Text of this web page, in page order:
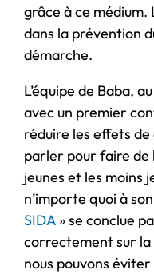
grâce à ce médium.
dans la prévention
démarche.
L’équipe de Baba,
avec un premier
réduire les effets
parler pour faire de
jeunes et les moins
n’importe quoi à
SIDA » se conclue
correctement sur la
nous pouvons